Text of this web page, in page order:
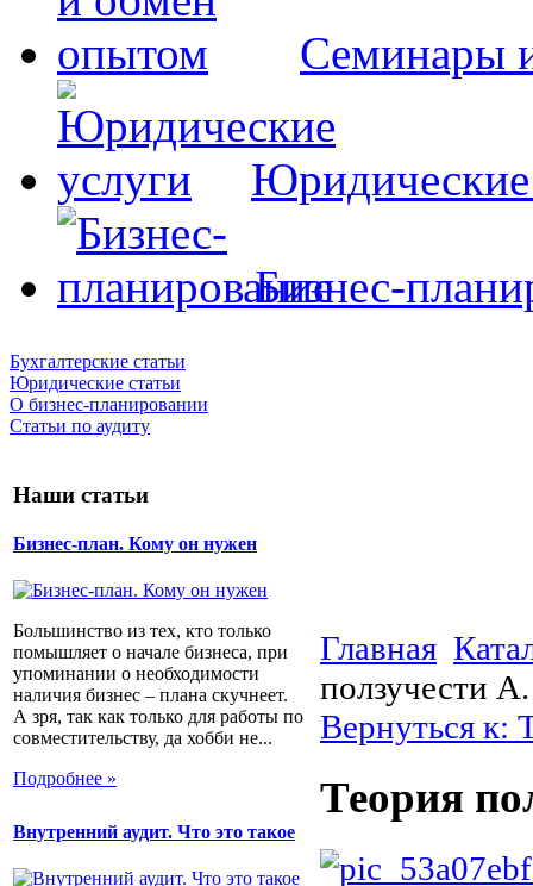
Семинары
Юридические
Бизнес-
Бухгалтерские статьи
Юридические статьи
О бизнес-планировании
Статьи по аудиту
Наши статьи
Бизнес-план. Кому он нужен
Большинство из тех, кто только
помышляет о начале бизнеса, при
упоминании о необходимости
наличия бизнес – плана скучнеет.
А зря, так как только для работы по
совместительству, да хобби не...
Подробнее »
Внутренний аудит. Что это такое
Главная
ползучести
Вернуться к:
Теория